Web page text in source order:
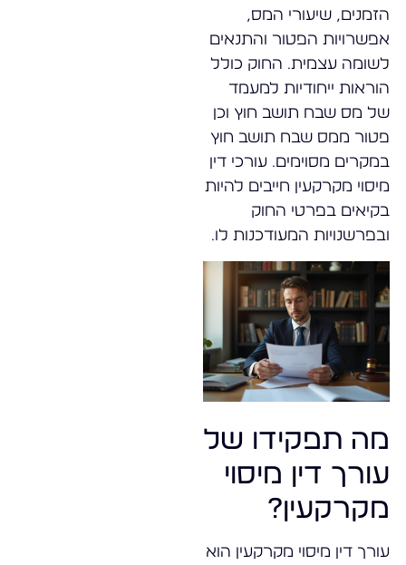
הזמנים, שיעורי המס,
אפשרויות הפטור והתנאים
לשומה עצמית. החוק כולל
הוראות ייחודיות למעמד
של מס שבח תושב חוץ וכן
פטור ממס שבח תושב חוץ
במקרים מסוימים. עורכי דין
מיסוי מקרקעין חייבים להיות
בקיאים בפרטי החוק
ובפרשנויות המעודכנות לו.
מה תפקידו של
עורך דין מיסוי
מקרקעין?
עורך דין מיסוי מקרקעין הוא